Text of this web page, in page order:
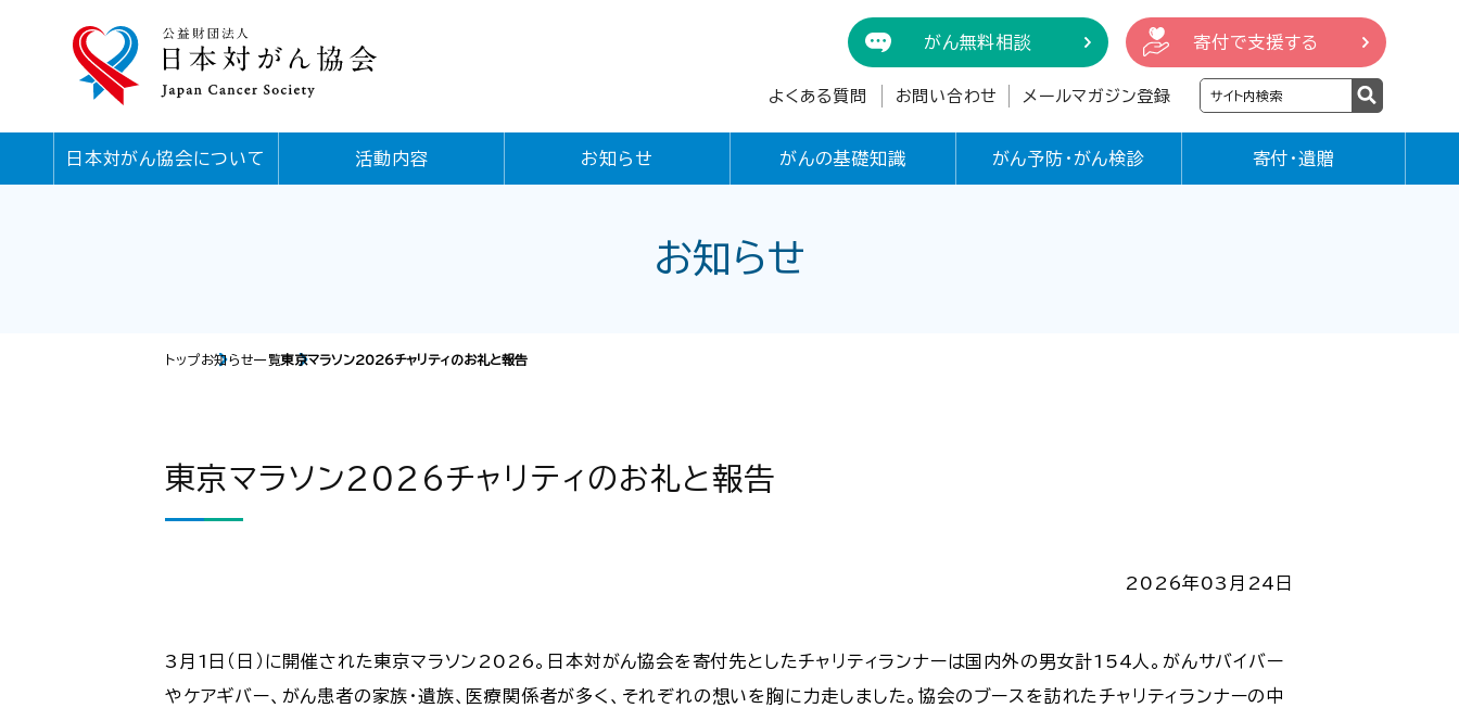
がん無料相談 寄付で支援する
よくある質問 お問い合わせ メールマガジン登録
日本対がん協会について 活動内容 お知らせ がんの基礎知識 がん予防・がん検診 寄付・遺贈
お知らせ
トップお知らせ一覧東京マラソン2026チャリティのお礼と報告
東京マラソン2026チャリティのお礼と報告
2026年03月24日
3月1日（日）に開催された東京マラソン2026。日本対がん協会を寄付先としたチャリティランナーは国内外の男女計154人。がんサバイバー
やケアギバー、がん患者の家族・遺族、医療関係者が多く、それぞれの想いを胸に力走しました。協会のブースを訪れたチャリティランナーの中